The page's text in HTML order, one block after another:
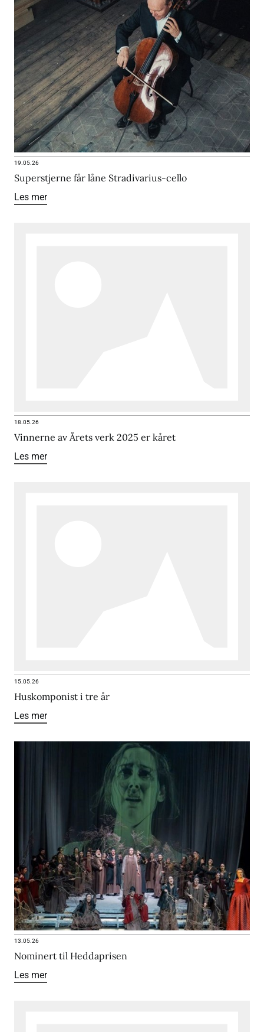
19.05.26
Superstjerne får låne Stradivarius-cello
Les mer
18.05.26
Vinnerne av Årets verk 2025 er kåret
Les mer
15.05.26
Huskomponist i tre år
Les mer
13.05.26
Nominert til Heddaprisen
Les mer